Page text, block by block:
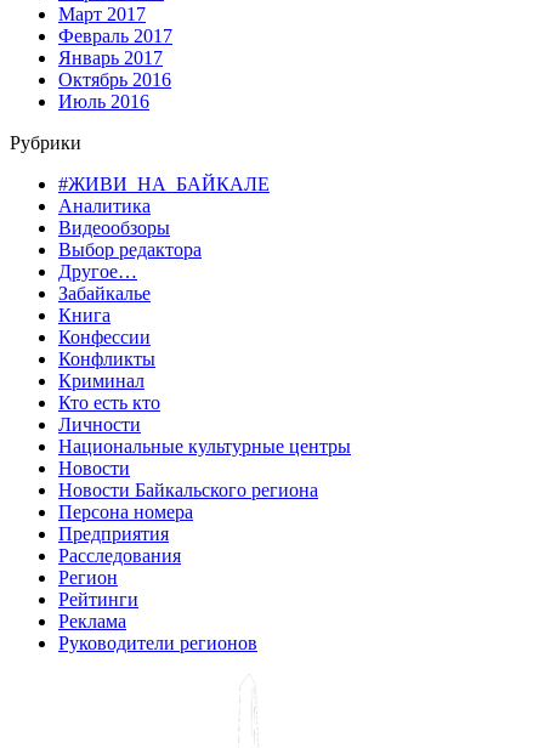
Март 2017
Февраль 2017
Январь 2017
Октябрь 2016
Июль 2016
Рубрики
#ЖИВИ_НА_БАЙКАЛЕ
Аналитика
Видеообзоры
Выбор редактора
Другое…
Забайкалье
Книга
Конфессии
Конфликты
Криминал
Кто есть кто
Личности
Национальные культурные центры
Новости
Новости Байкальского региона
Персона номера
Предприятия
Расследования
Регион
Рейтинги
Реклама
Руководители регионов